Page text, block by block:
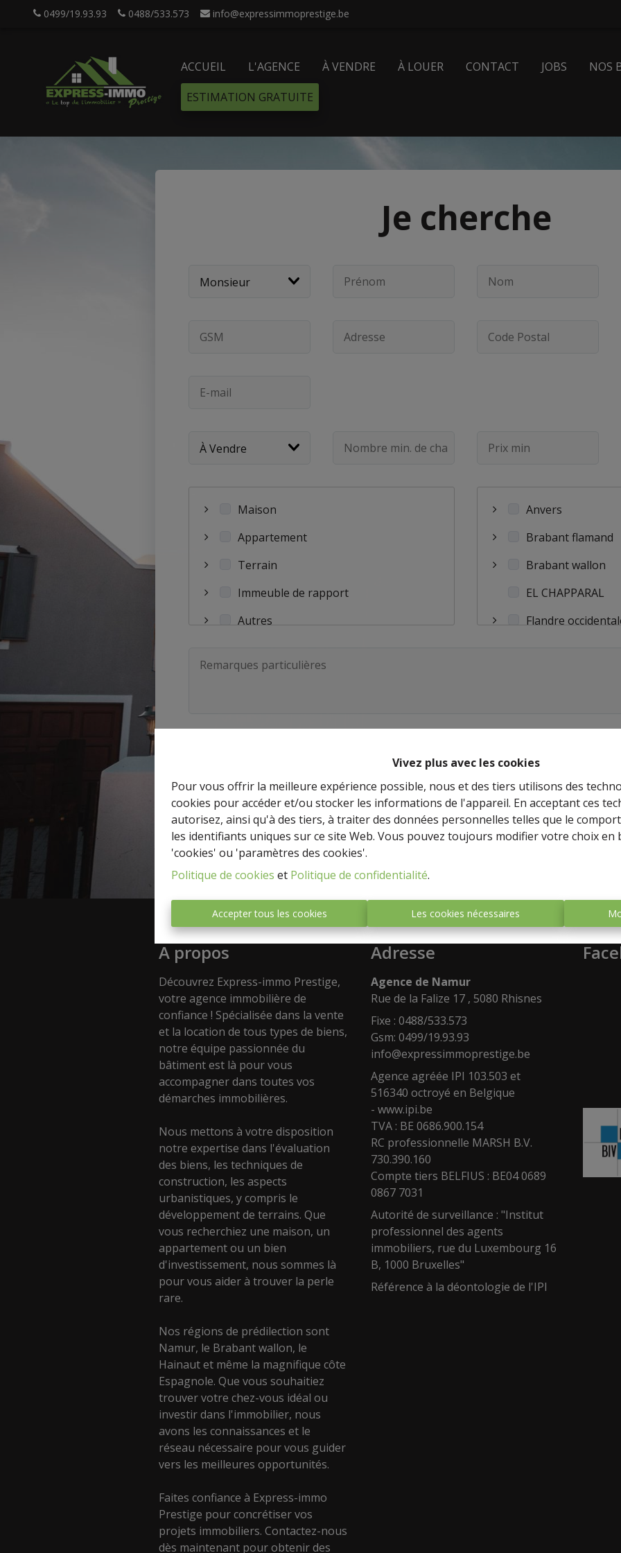
Vivez plus avec les cookies
Pour vous offrir la meilleure expérience possible, nous et des tiers utilisons des
cookies pour accéder et/ou stocker les informations de l'appareil. En acceptant ces
autorisez, ainsi qu'à des tiers, à traiter des données personnelles telles que le
les identifiants uniques sur ce site Web. Vous pouvez toujours modifier votre choix en
'cookies' ou 'paramètres des cookies'.
Politique de cookies et Politique de confidentialité.
Accepter tous les cookies Les cookies nécessaires
0499/19.93.93 0488/533.573 info@expressimmoprestige.be
ACCUEIL L'AGENCE À VENDRE À LOUER CONTACT JOBS
NOS
ESTIMATION GRATUITE
Je cherche
Maison
Appartement
Terrain
Immeuble de rapport
Autres
Reprise
Industriel
Anvers
Brabant flamand
Brabant wallon
EL CHAPPARAL
Flandre
Liège
Luxembourg
Namur
Région de
En soumettant ce formulaire, vous acceptez notre
Envoyer
A propos
Découvrez Express-immo Prestige,
votre agence immobilière de
confiance ! Spécialisée dans la vente
et la location de tous types de biens,
notre équipe passionnée du
bâtiment est là pour vous
accompagner dans toutes vos
démarches immobilières.
Nous mettons à votre disposition
notre expertise dans l'évaluation
des biens, les techniques de
construction, les aspects
urbanistiques, y compris le
développement de terrains. Que
vous recherchiez une maison, un
appartement ou un bien
d'investissement, nous sommes là
pour vous aider à trouver la perle
rare.
Nos régions de prédilection sont
Namur, le Brabant wallon, le
Hainaut et même la magnifique côte
Espagnole. Que vous souhaitiez
trouver votre chez-vous idéal ou
investir dans l'immobilier, nous
avons les connaissances et le
réseau nécessaire pour vous guider
vers les meilleures opportunités.
Faites confiance à Express-immo
Prestige pour concrétiser vos
projets immobiliers. Contactez-nous
dès maintenant pour obtenir des
Adresse
Agence de Namur
Rue de la Falize 17 , 5080 Rhisnes
Fixe : 0488/533.573
Gsm: 0499/19.93.93
info@expressimmoprestige.be
Agence agréée IPI 103.503 et
516340 octroyé en Belgique
-www.ipi.be
TVA : BE 0686.900.154
RC professionnelle MARSH B.V.
730.390.160
Compte tiers BELFIUS : BE04 0689
0867 7031
Autorité de surveillance : "Institut
professionnel des agents
immobiliers, rue du Luxembourg 16
B, 1000 Bruxelles"
Référence à la déontologie de l'IPI